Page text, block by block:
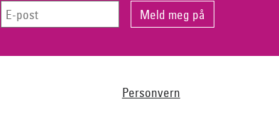
Personvern